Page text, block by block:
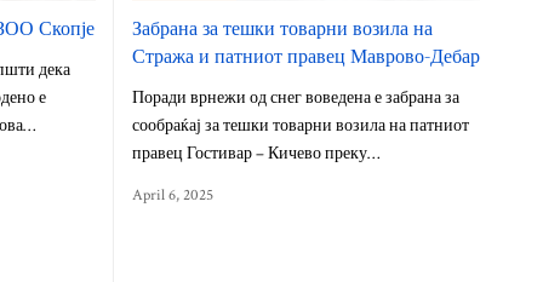
Скопје
дека
е
Забрана за тешки товарни возила на
Стража и патниот правец Маврово-Дебар
Поради врнежи од снег воведена е забрана за
сообраќај за тешки товарни возила на патниот
правец Гостивар – Кичево преку…
April 6, 2025